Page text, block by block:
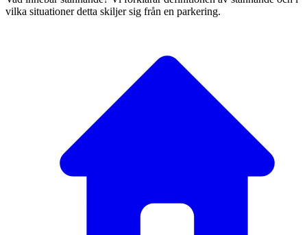
vilka situationer detta skiljer sig från en parkering.